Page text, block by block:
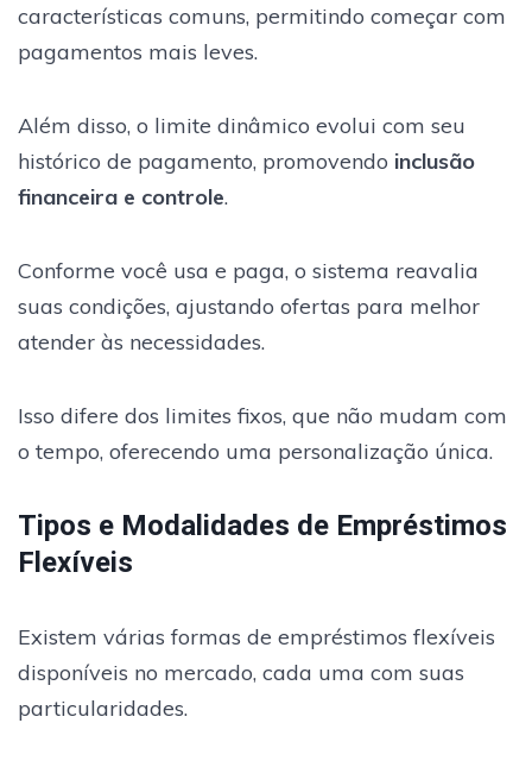
características comuns, permitindo começar com
pagamentos mais leves.
Além disso, o limite dinâmico evolui com seu
histórico de pagamento, promovendo inclusão
financeira e controle.
Conforme você usa e paga, o sistema reavalia
suas condições, ajustando ofertas para melhor
atender às necessidades.
Isso difere dos limites fixos, que não mudam com
o tempo, oferecendo uma personalização única.
Tipos e Modalidades de Empréstimos
Flexíveis
Existem várias formas de empréstimos flexíveis
disponíveis no mercado, cada uma com suas
particularidades.